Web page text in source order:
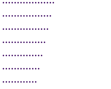
.................
................
...............
..............
.............
............